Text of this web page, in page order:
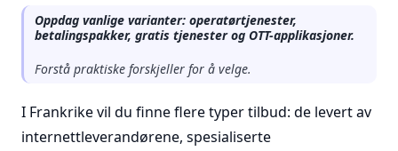
Oppdag vanlige varianter: operatørtjenester,
betalingspakker, gratis tjenester og OTT-applikasjoner.
Forstå praktiske forskjeller for å velge.
I Frankrike vil du finne flere typer tilbud: de levert av
internettleverandørene, spesialiserte